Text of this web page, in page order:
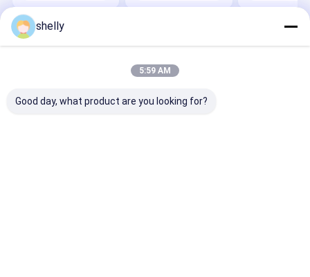
descartável
Site
Conosco
Site
Mapa do Site
Privacy Policy
Reserved.
shelly
5:59 AM
Good day, what product are you looking for?